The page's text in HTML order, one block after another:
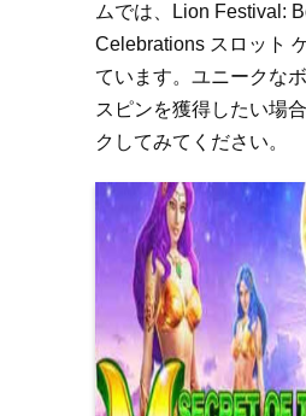
ムでは、Lion Festival:
Celebrations スロット
ています。ユニークな
スピンを獲得したい場
クしてみてください。